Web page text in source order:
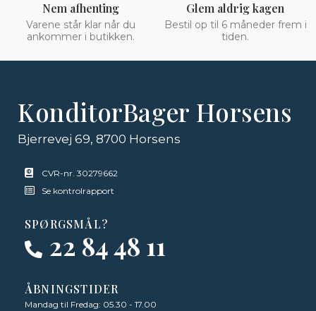
Nem afhenting
Varene står klar når du
ankommer i butikken.
Glem aldrig kagen
Bestil op til 6 måneder frem i
tiden.
KonditorBager Horsens
Bjerrevej 69, 8700 Horsens
CVR-nr. 30279662
Se kontrolrapport
SPØRGSMÅL?
22 84 48 11
ÅBNINGSTIDER
Mandag til Fredag: 05.30 - 17.00